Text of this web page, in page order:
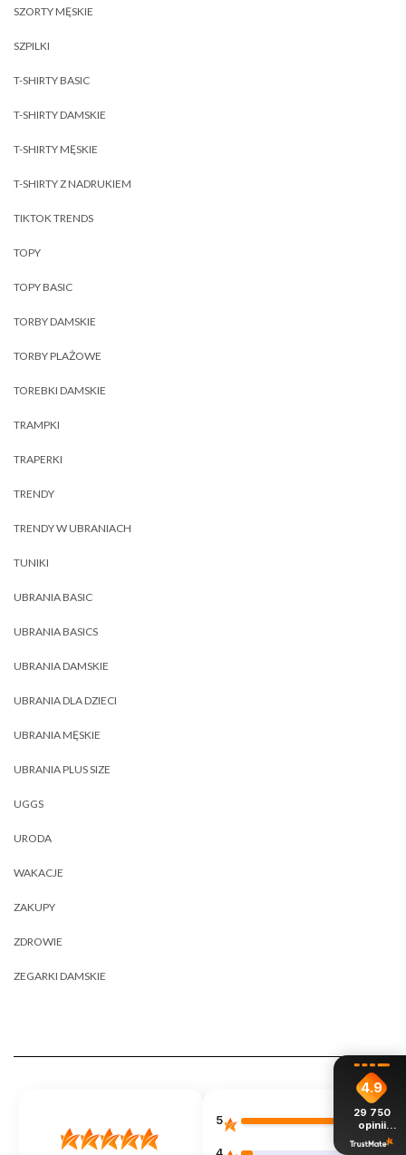
SZORTY MĘSKIE
SZPILKI
T-SHIRTY BASIC
T-SHIRTY DAMSKIE
T-SHIRTY MĘSKIE
T-SHIRTY Z NADRUKIEM
TIKTOK TRENDS
TOPY
TOPY BASIC
TORBY DAMSKIE
TORBY PLAŻOWE
TOREBKI DAMSKIE
TRAMPKI
TRAPERKI
TRENDY
TRENDY W UBRANIACH
TUNIKI
UBRANIA BASIC
UBRANIA BASICS
UBRANIA DAMSKIE
UBRANIA DLA DZIECI
UBRANIA MĘSKIE
UBRANIA PLUS SIZE
UGGS
URODA
WAKACJE
ZAKUPY
ZDROWIE
ZEGARKI DAMSKIE
5 88%
4.9
29 750
opinii
z całego
okresu